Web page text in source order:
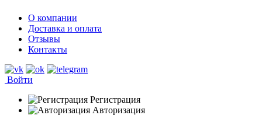
О компании
Доставка и оплата
Отзывы
Контакты
Войти
Регистрация
Авторизация